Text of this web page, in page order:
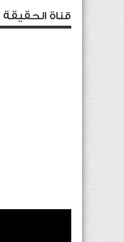
قناة الحقيقة